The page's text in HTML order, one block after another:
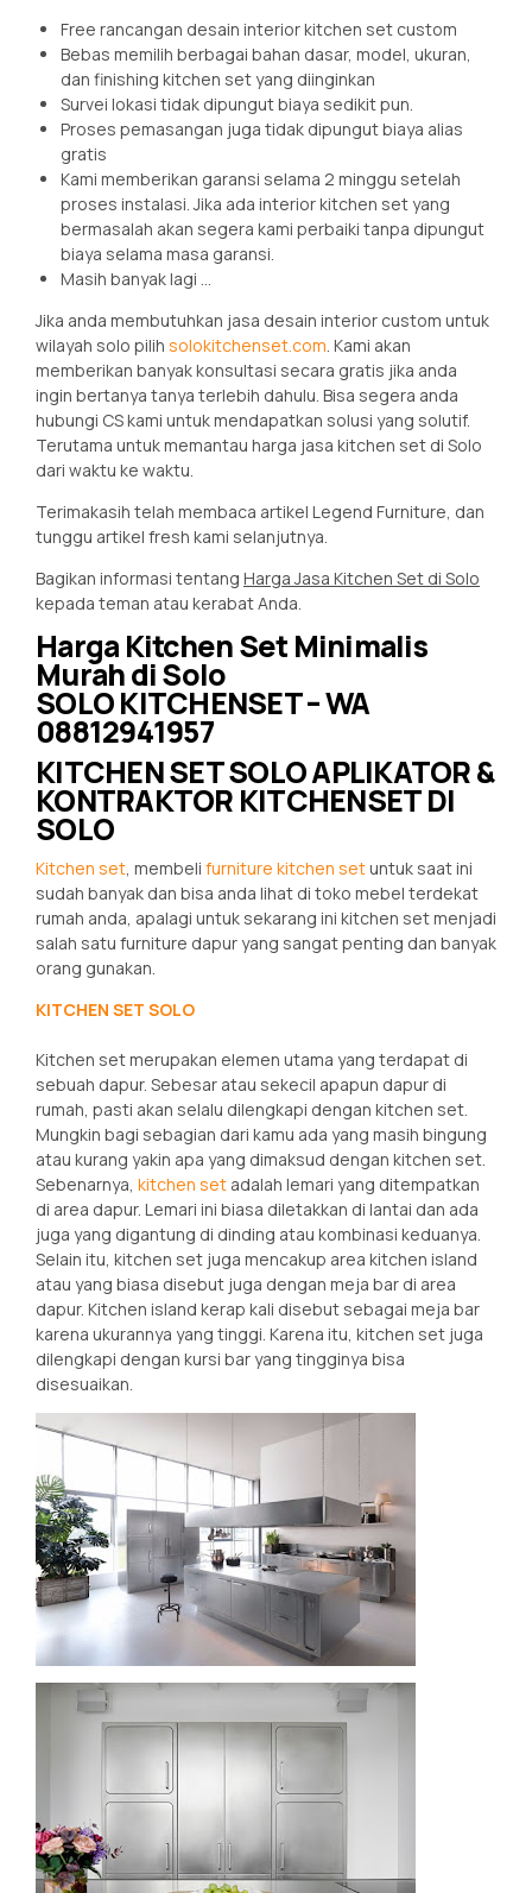
Free rancangan desain interior kitchen set custom
Bebas memilih berbagai bahan dasar, model, ukuran,
dan finishing kitchen set yang diinginkan
Survei lokasi tidak dipungut biaya sedikit pun.
Proses pemasangan juga tidak dipungut biaya alias
gratis
Kami memberikan garansi selama 2 minggu setelah
proses instalasi. Jika ada interior kitchen set yang
bermasalah akan segera kami perbaiki tanpa dipungut
biaya selama masa garansi.
Masih banyak lagi …
Jika anda membutuhkan jasa desain interior custom untuk
wilayah solo pilih solokitchenset.com . Kami akan
memberikan banyak konsultasi secara gratis jika anda
ingin bertanya tanya terlebih dahulu. Bisa segera anda
hubungi CS kami untuk mendapatkan solusi yang solutif.
Terutama untuk memantau harga jasa kitchen set di Solo
dari waktu ke waktu.
Terimakasih telah membaca artikel Legend Furniture, dan
tunggu artikel fresh kami selanjutnya.
Bagikan informasi tentang Harga Jasa Kitchen Set di Solo
kepada teman atau kerabat Anda.
Harga Kitchen Set Minimalis
Murah di Solo
SOLO KITCHENSET – WA
08812941957
KITCHEN SET SOLO APLIKATOR &
KONTRAKTOR KITCHENSET DI
SOLO
Kitchen set , membeli furniture kitchen setuntuk saat ini
sudah banyak dan bisa anda lihat di toko mebel terdekat
rumah anda, apalagi untuk sekarang ini kitchen set menjadi
salah satu furniture dapur yang sangat penting dan banyak
orang gunakan.
KITCHEN SET SOLO
Kitchen set merupakan elemen utama yang terdapat di
sebuah dapur. Sebesar atau sekecil apapun dapur di
rumah, pasti akan selalu dilengkapi dengan kitchen set.
Mungkin bagi sebagian dari kamu ada yang masih bingung
atau kurang yakin apa yang dimaksud dengan kitchen set.
Sebenarnya, kitchen set adalah lemari yang ditempatkan
di area dapur. Lemari ini biasa diletakkan di lantai dan ada
juga yang digantung di dinding atau kombinasi keduanya.
Selain itu, kitchen set juga mencakup area kitchen island
atau yang biasa disebut juga dengan meja bar di area
dapur. Kitchen island kerap kali disebut sebagai meja bar
karena ukurannya yang tinggi. Karena itu, kitchen set juga
dilengkapi dengan kursi bar yang tingginya bisa
disesuaikan.